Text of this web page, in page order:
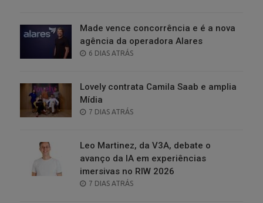
Made vence concorrência e é a nova
agência da operadora Alares
POSTED
6 DIAS ATRÁS
Lovely contrata Camila Saab e amplia
Mídia
POSTED
7 DIAS ATRÁS
Leo Martinez, da V3A, debate o
avanço da IA em experiências
imersivas no RIW 2026
POSTED
7 DIAS ATRÁS